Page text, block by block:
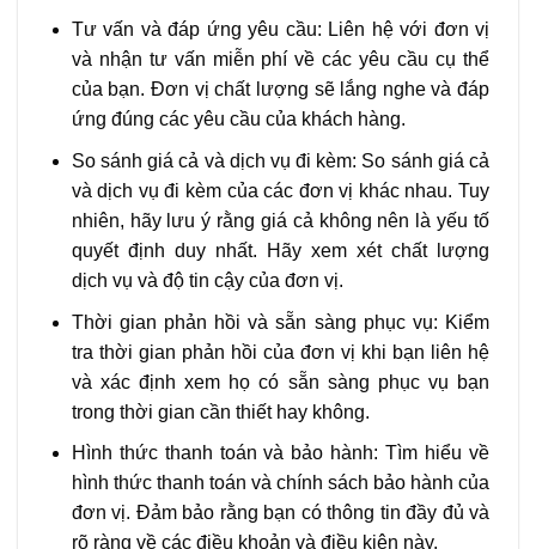
Tư vấn và đáp ứng yêu cầu: Liên hệ với đơn vị
và nhận tư vấn miễn phí về các yêu cầu cụ thể
của bạn. Đơn vị chất lượng sẽ lắng nghe và đáp
ứng đúng các yêu cầu của khách hàng.
So sánh giá cả và dịch vụ đi kèm: So sánh giá cả
và dịch vụ đi kèm của các đơn vị khác nhau. Tuy
nhiên, hãy lưu ý rằng giá cả không nên là yếu tố
quyết định duy nhất. Hãy xem xét chất lượng
dịch vụ và độ tin cậy của đơn vị.
Thời gian phản hồi và sẵn sàng phục vụ: Kiểm
tra thời gian phản hồi của đơn vị khi bạn liên hệ
và xác định xem họ có sẵn sàng phục vụ bạn
trong thời gian cần thiết hay không.
Hình thức thanh toán và bảo hành: Tìm hiểu về
hình thức thanh toán và chính sách bảo hành của
đơn vị. Đảm bảo rằng bạn có thông tin đầy đủ và
rõ ràng về các điều khoản và điều kiện này.